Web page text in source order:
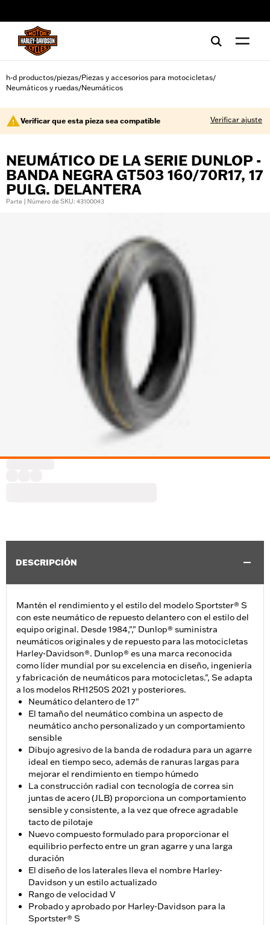
h-d productos/piezas/Piezas y accesorios para motocicletas/
Neumáticos y ruedas/Neumáticos
Verificar que esta pieza sea compatible Verificar ajuste
NEUMÁTICO DE LA SERIE DUNLOP -
BANDA NEGRA GT503 160/70R17, 17
PULG. DELANTERA
Parte | Número de SKU: 43100043
DESCRIPCIÓN
Mantén el rendimiento y el estilo del modelo Sportster® S
con este neumático de repuesto delantero con el estilo del
equipo original. Desde 1984,"," Dunlop® suministra
neumáticos originales y de repuesto para las motocicletas
Harley-Davidson®. Dunlop® es una marca reconocida
como líder mundial por su excelencia en diseño, ingeniería
y fabricación de neumáticos para motocicletas.", Se adapta
a los modelos RH1250S 2021 y posteriores.
Neumático delantero de 17"
El tamaño del neumático combina un aspecto de
neumático ancho personalizado y un comportamiento
sensible
Dibujo agresivo de la banda de rodadura para un agarre
ideal en tiempo seco, además de ranuras largas para
mejorar el rendimiento en tiempo húmedo
La construcción radial con tecnología de correa sin
juntas de acero (JLB) proporciona un comportamiento
sensible y consistente, a la vez que ofrece agradable
tacto de pilotaje
Nuevo compuesto formulado para proporcionar el
equilibrio perfecto entre un gran agarre y una larga
duración
El diseño de los laterales lleva el nombre Harley-
Davidson y un estilo actualizado
Rango de velocidad V
Probado y aprobado por Harley-Davidson para la
Sportster® S